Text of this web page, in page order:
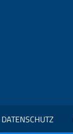
DATENSCHUTZ